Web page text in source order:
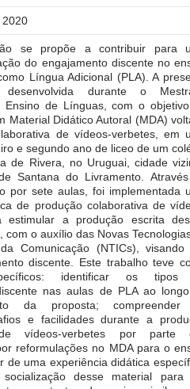
2020
se propõe a contribuir para
do engajamento discente no
Língua Adicional (PLA). A
durante o
Ensino de Línguas, com o
Material Didático Autoral (MDA)
de vídeos-verbetes, em
e segundo ano de liceo de um
de Rivera, no Uruguai, cidade
Santana do Livramento.
por sete aulas, foi implementada
de produção colaborativa de
estimular a produção escrita
com o auxílio das Novas
Comunicação (NTICs), visando
discente. Este trabalho teve
identificar os tipos
nas aulas de PLA ao
da proposta;
e facilidades durante a
vídeos-verbetes por parte
reformulações no MDA para o
de uma experiência didática
desse material para